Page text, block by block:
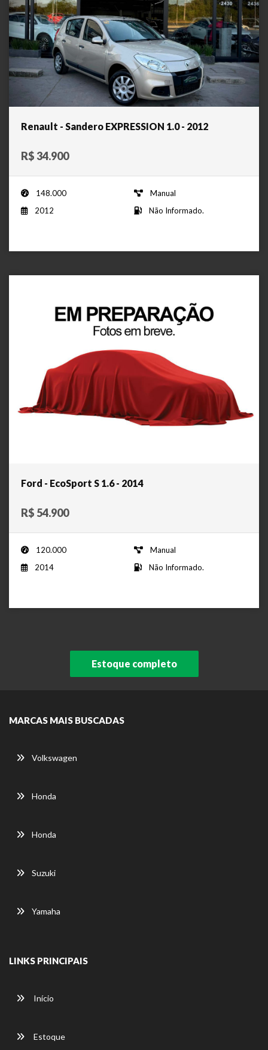
Renault - Sandero EXPRESSION 1.0 - 2012
R$ 34.900
148.000
Manual
2012
Não Informado.
Ford - EcoSport S 1.6 - 2014
R$ 54.900
120.000
Manual
2014
Não Informado.
Estoque completo
MARCAS MAIS BUSCADAS
Volkswagen
Honda
Honda
Suzuki
Yamaha
LINKS PRINCIPAIS
Início
Estoque